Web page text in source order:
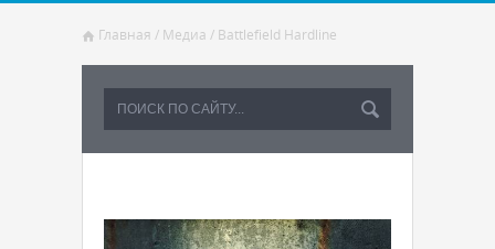
Главная / Медиа / Battlefield Hardline